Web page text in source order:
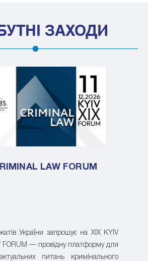
ЗАХОДИ
LAW FORUM
України запрошує на XIX KYIV
FORUM — провідну платформу для
питань кримінального